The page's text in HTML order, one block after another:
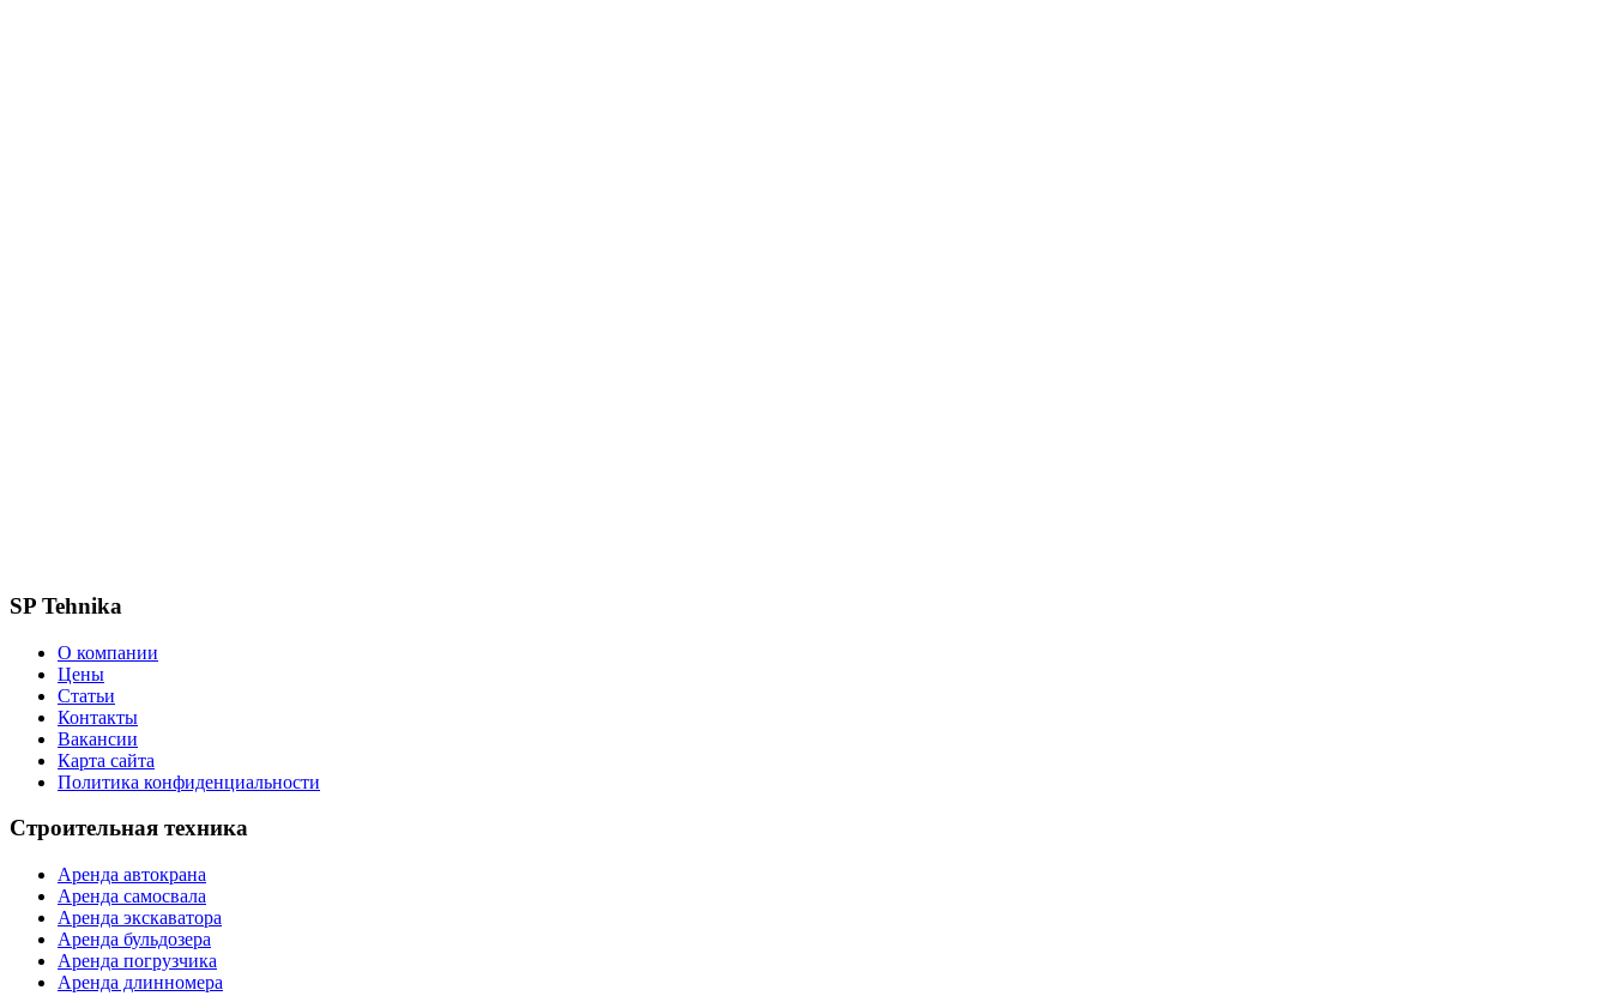
SP Tehnika
О компании
Цены
Статьи
Контакты
Вакансии
Карта сайта
Политика конфиденциальности
Строительная техника
Аренда автокрана
Аренда самосвала
Аренда экскаватора
Аренда бульдозера
Аренда погрузчика
Аренда длинномера